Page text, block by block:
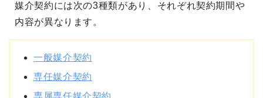
媒介契約には次の3種類があり、それぞれ契約期間や
内容が異なります。
一般媒介契約
専任媒介契約